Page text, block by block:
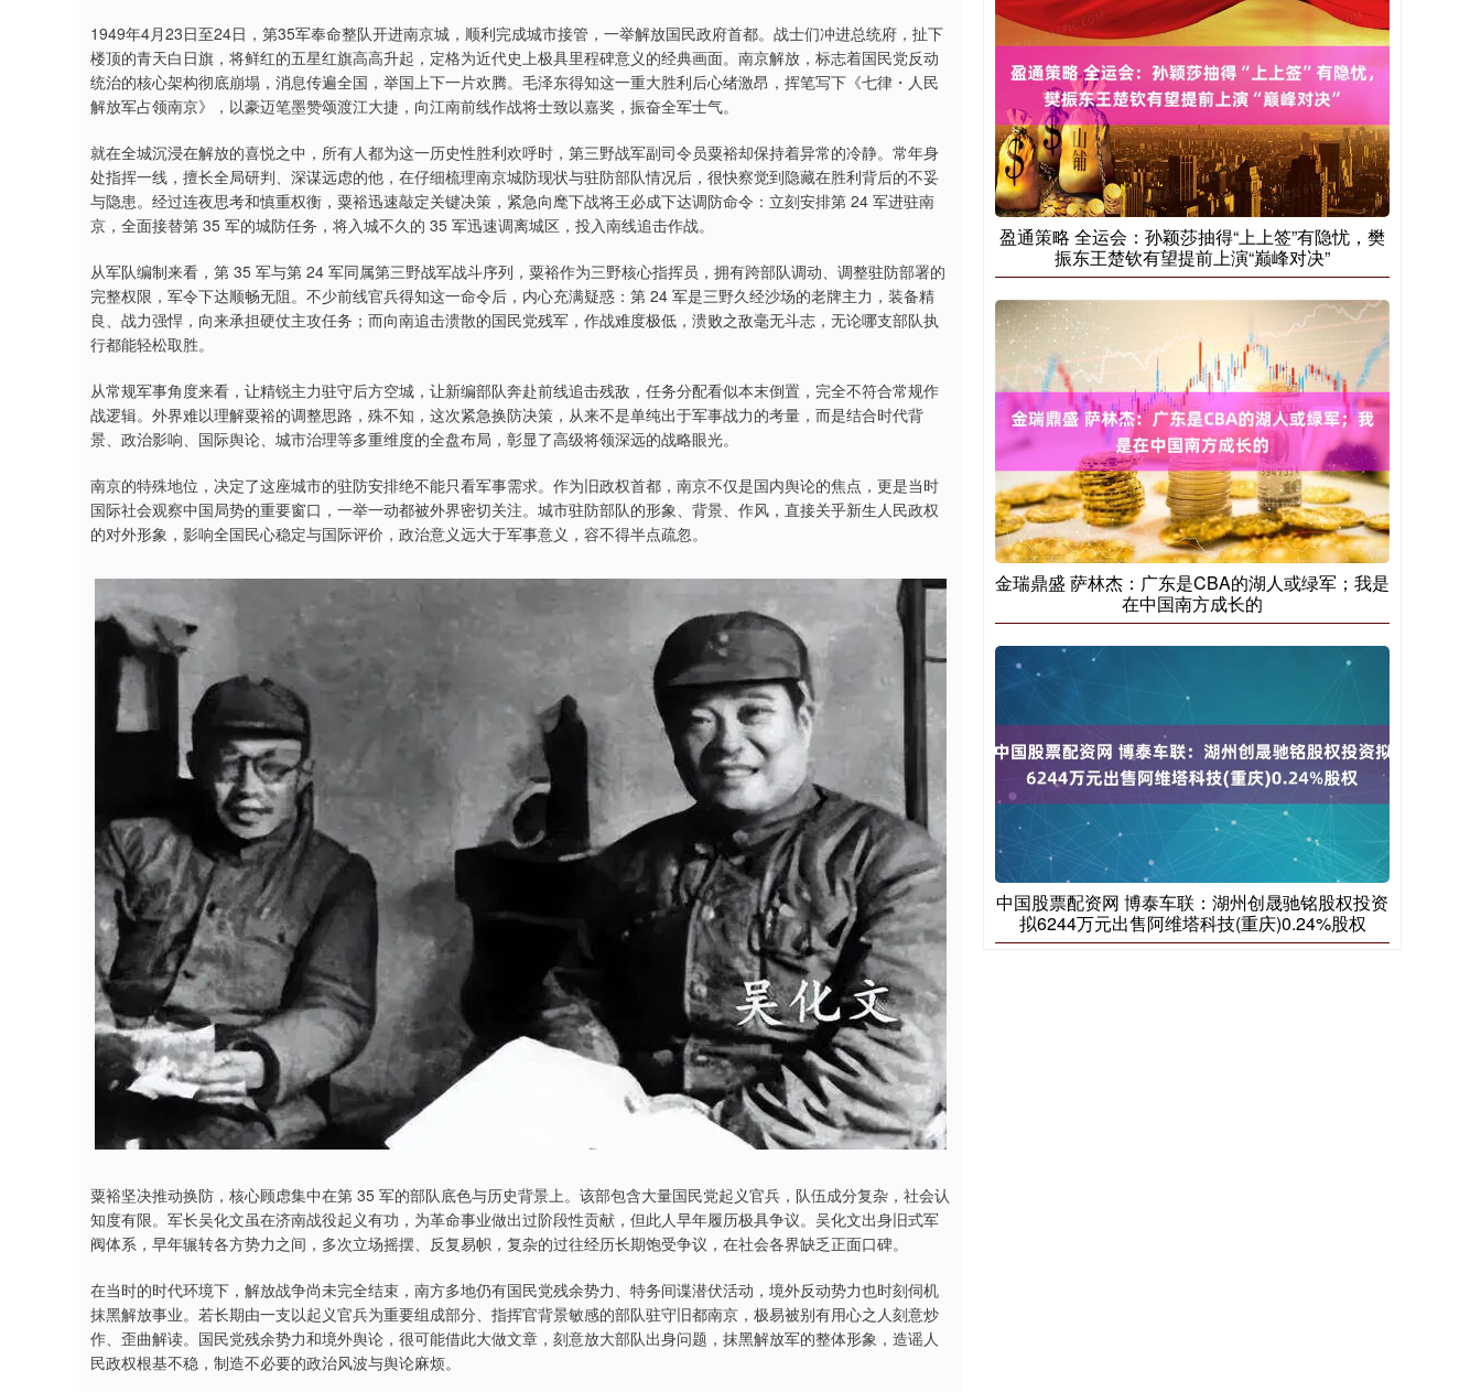
1949年4月23日至24日，第35军奉命整队开进南京城，顺利完成城市接管，一举解放国民政府首都。战士们冲进总统府，扯下
楼顶的青天白日旗，将鲜红的五星红旗高高升起，定格为近代史上极具里程碑意义的经典画面。南京解放，标志着国民党反动
统治的核心架构彻底崩塌，消息传遍全国，举国上下一片欢腾。毛泽东得知这一重大胜利后心绪激昂，挥笔写下《七律・人民
解放军占领南京》，以豪迈笔墨赞颂渡江大捷，向江南前线作战将士致以嘉奖，振奋全军士气。
就在全城沉浸在解放的喜悦之中，所有人都为这一历史性胜利欢呼时，第三野战军副司令员粟裕却保持着异常的冷静。常年身
处指挥一线，擅长全局研判、深谋远虑的他，在仔细梳理南京城防现状与驻防部队情况后，很快察觉到隐藏在胜利背后的不妥
与隐患。经过连夜思考和慎重权衡，粟裕迅速敲定关键决策，紧急向麾下战将王必成下达调防命令：立刻安排第 24 军进驻南
京，全面接替第 35 军的城防任务，将入城不久的 35 军迅速调离城区，投入南线追击作战。
从军队编制来看，第 35 军与第 24 军同属第三野战军战斗序列，粟裕作为三野核心指挥员，拥有跨部队调动、调整驻防部署的
完整权限，军令下达顺畅无阻。不少前线官兵得知这一命令后，内心充满疑惑：第 24 军是三野久经沙场的老牌主力，装备精
良、战力强悍，向来承担硬仗主攻任务；而向南追击溃散的国民党残军，作战难度极低，溃败之敌毫无斗志，无论哪支部队执
行都能轻松取胜。
从常规军事角度来看，让精锐主力驻守后方空城，让新编部队奔赴前线追击残敌，任务分配看似本末倒置，完全不符合常规作
战逻辑。外界难以理解粟裕的调整思路，殊不知，这次紧急换防决策，从来不是单纯出于军事战力的考量，而是结合时代背
景、政治影响、国际舆论、城市治理等多重维度的全盘布局，彰显了高级将领深远的战略眼光。
南京的特殊地位，决定了这座城市的驻防安排绝不能只看军事需求。作为旧政权首都，南京不仅是国内舆论的焦点，更是当时
国际社会观察中国局势的重要窗口，一举一动都被外界密切关注。城市驻防部队的形象、背景、作风，直接关乎新生人民政权
的对外形象，影响全国民心稳定与国际评价，政治意义远大于军事意义，容不得半点疏忽。
粟裕坚决推动换防，核心顾虑集中在第 35 军的部队底色与历史背景上。该部包含大量国民党起义官兵，队伍成分复杂，社会认
知度有限。军长吴化文虽在济南战役起义有功，为革命事业做出过阶段性贡献，但此人早年履历极具争议。吴化文出身旧式军
阀体系，早年辗转各方势力之间，多次立场摇摆、反复易帜，复杂的过往经历长期饱受争议，在社会各界缺乏正面口碑。
在当时的时代环境下，解放战争尚未完全结束，南方多地仍有国民党残余势力、特务间谍潜伏活动，境外反动势力也时刻伺机
抹黑解放事业。若长期由一支以起义官兵为重要组成部分、指挥官背景敏感的部队驻守旧都南京，极易被别有用心之人刻意炒
作、歪曲解读。国民党残余势力和境外舆论，很可能借此大做文章，刻意放大部队出身问题，抹黑解放军的整体形象，造谣人
民政权根基不稳，制造不必要的政治风波与舆论麻烦。
盈通策略 全运会：孙颖莎抽得“上上签”有隐忧，樊
振东王楚钦有望提前上演“巅峰对决”
金瑞鼎盛 萨林杰：广东是CBA的湖人或绿军；我是
在中国南方成长的
中国股票配资网 博泰车联：湖州创晟驰铭股权投资
拟6244万元出售阿维塔科技(重庆)0.24%股权